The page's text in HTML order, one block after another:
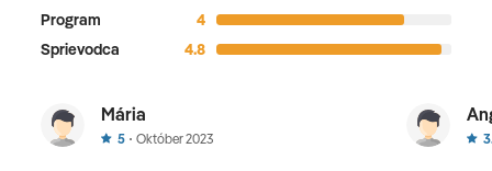
Program
4
Sprievodca
4.8
Mária
5 Október 2023